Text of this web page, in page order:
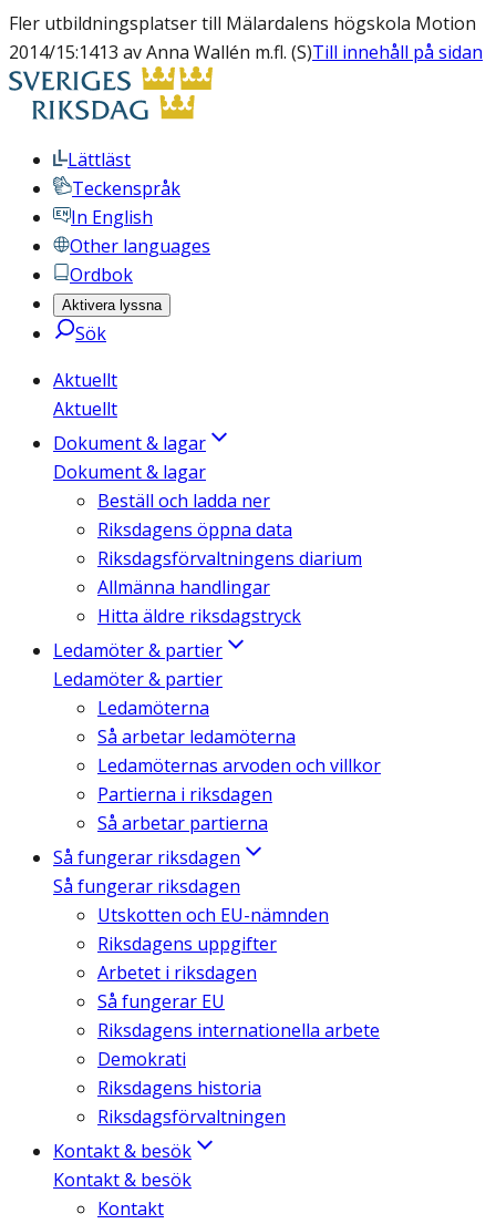
Fler utbildningsplatser till Mälardalens högskola Motion
2014/15:1413 av Anna Wallén m.fl. (S)Till innehåll på sidan
Lättläst
Teckenspråk
In English
Other languages
Ordbok
Aktivera lyssna
Sök
Aktuellt
Aktuellt
Dokument & lagar
Dokument & lagar
Beställ och ladda ner
Riksdagens öppna data
Riksdagsförvaltningens diarium
Allmänna handlingar
Hitta äldre riksdagstryck
Ledamöter & partier
Ledamöter & partier
Ledamöterna
Så arbetar ledamöterna
Ledamöternas arvoden och villkor
Partierna i riksdagen
Så arbetar partierna
Så fungerar riksdagen
Så fungerar riksdagen
Utskotten och EU-nämnden
Riksdagens uppgifter
Arbetet i riksdagen
Så fungerar EU
Riksdagens internationella arbete
Demokrati
Riksdagens historia
Riksdagsförvaltningen
Kontakt & besök
Kontakt & besök
Kontakt